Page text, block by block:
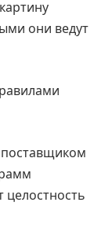
они ведут
целостность